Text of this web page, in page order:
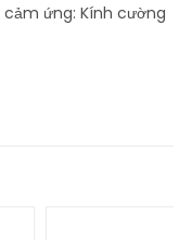
ứng: Kính cường